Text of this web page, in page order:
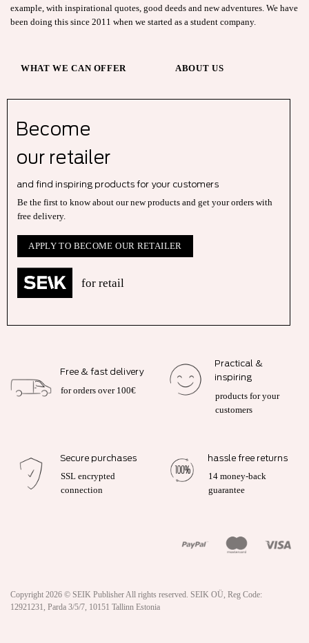
example, with inspirational quotes, good deeds and new adventures. We have
been doing this since 2011 when we started as a student company.
WHAT WE CAN OFFER ABOUT US
Become
our retailer
and find inspiring products for your customers
Be the first to know about our new products and get your orders with
free delivery.
APPLY TO BECOME OUR RETAILER
for retail
Free & fast delivery
for orders over 100€
Practical &
inspiring
products for your
customers
Secure purchases
SSL encrypted
connection
hassle free returns
14 money-back
guarantee
Copyright 2026 © SEIK PublisherAll rights reserved. SEIK OÜ, Reg Code:
12921231, Parda 3/5/7, 10151 Tallinn Estonia